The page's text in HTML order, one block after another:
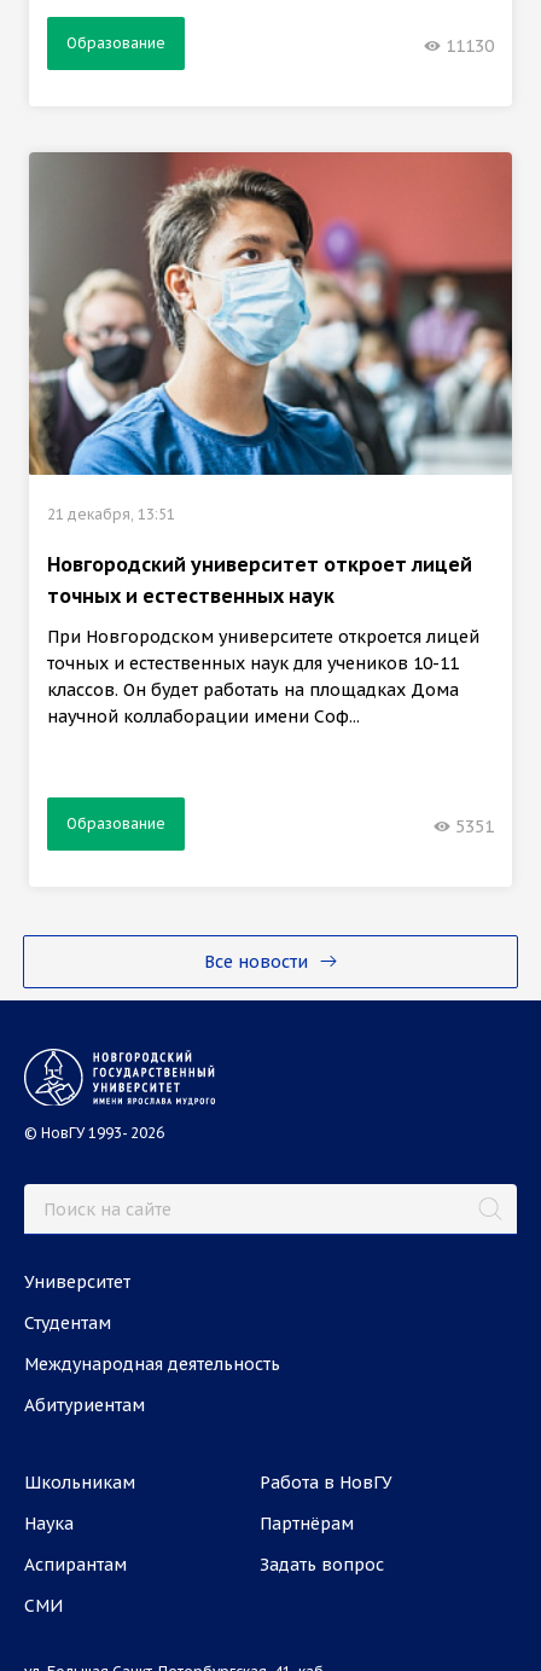
Все новости
Образование 11130
21 декабря, 13:51
Новгородский университет откроет лицей
точных и естественных наук
При Новгородском университете откроется лицей
точных и естественных наук для учеников 10-11
классов. Он будет работать на площадках Дома
научной коллаборации имени Соф...
Образование 5351
© НовГУ 1993- 2026
Университет
Студентам
Международная деятельность
Абитуриентам
Школьникам
Наука
Аспирантам
СМИ
Работа в НовГУ
Партнёрам
Задать вопрос